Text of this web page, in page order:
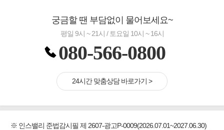
궁금할 땐 부담없이 물어보세요~
평일 9시 ~ 21시 / 토요일 10시 ~ 16시
080-566-0800
24시간 맞춤상담 바로가기 >
※ 인스밸리 준법감시필 제 2607-광고P-0009(2026.07.01~2027.06.30)